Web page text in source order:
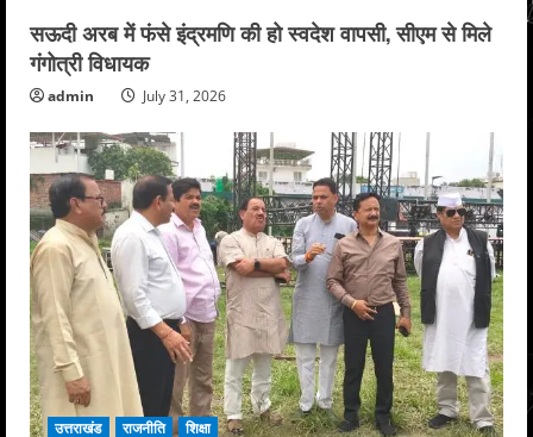
सऊदी अरब में फंसे इंद्रमणि की हो स्वदेश वापसी, सीएम से मिले
गंगोत्री विधायक
admin July 31, 2026
उत्तराखंड राजनीति शिक्षा